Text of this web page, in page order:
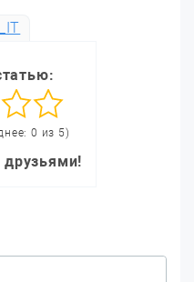
0 из 5)
друзьями!